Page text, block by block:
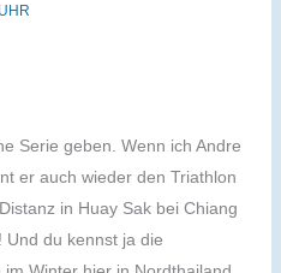
Serie geben. Wenn ich Andre
er auch wieder den Triathlon
in Huay Sak bei Chiang
Und du kennst ja die